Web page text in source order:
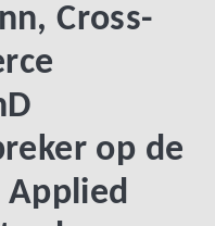
Cross-
op de